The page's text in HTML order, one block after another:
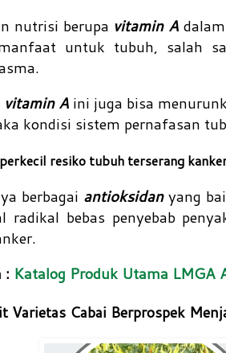
nutrisi berupa vitamin A
untuk tubuh, salah
vitamin A ini juga bisa
kondisi sistem pernafasan
resiko tubuh terserang
berbagai antioksidanyang
radikal bebas penyebab
: Katalog Produk Utama LMGA
Varietas Cabai Berprospek